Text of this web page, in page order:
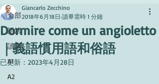
全部
語法
讀寫
A1
A2
Dormire come un angioletto
｜義語慣用語和俗語
Giancarlo Zecchino
2018年6月18日 讀畢需時 1 分鐘
已更新： 2023年4月28日